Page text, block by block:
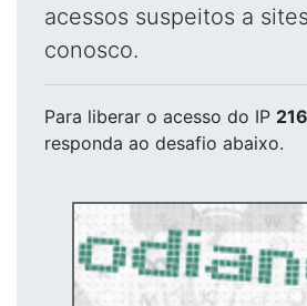
acessos suspeitos a
conosco.
Para liberar o acesso do IP
responda ao desafio abaixo.